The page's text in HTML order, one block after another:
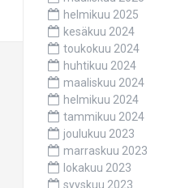
helmikuu 2025
kesäkuu 2024
toukokuu 2024
huhtikuu 2024
maaliskuu 2024
helmikuu 2024
tammikuu 2024
joulukuu 2023
marraskuu 2023
lokakuu 2023
syyskuu 2023